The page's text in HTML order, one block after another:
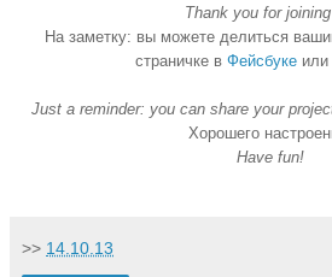
Thank you for
На заметку: вы можете делиться
страничке в Фейсбукеили
Just a reminder: you can share your
Хорошего
Have fun!
>> 14.10.13